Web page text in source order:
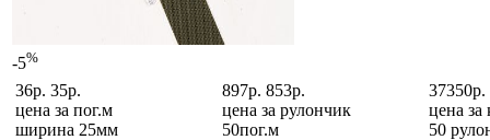
-5%
36р. 35р.
цена за пог.м
ширина 25мм
897р. 853р.
цена за рулончик
50пог.м
37350р.
цена за
50